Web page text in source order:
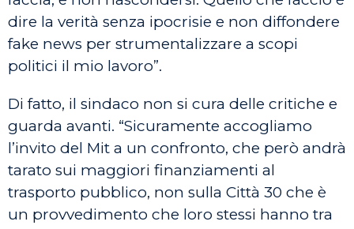
dire la verità senza ipocrisie e non diffondere
fake news per strumentalizzare a scopi
politici il mio lavoro”.
Di fatto, il sindaco non si cura delle critiche e
guarda avanti. “Sicuramente accogliamo
l’invito del Mit a un confronto, che però andrà
tarato sui maggiori finanziamenti al
trasporto pubblico, non sulla Città 30 che è
un provvedimento che loro stessi hanno tra